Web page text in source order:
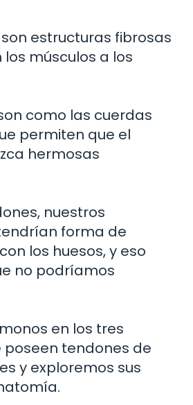
estructuras fibrosas
músculos a los
como las cuerdas
permiten que el
hermosas
nuestros
forma de
los huesos, y eso
no podríamos
en los tres
poseen tendones de
y exploremos sus